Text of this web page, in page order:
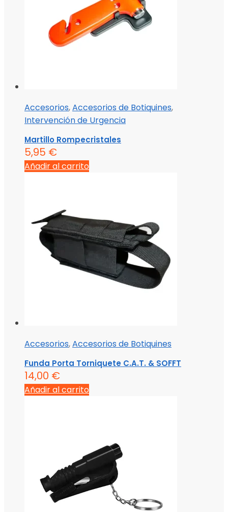
Accesorios,Accesorios de Botiquines,
Intervención de Urgencia
Martillo Rompecristales
5,95 €
Añadir al carrito
Accesorios,Accesorios de Botiquines
Funda Porta Torniquete C.A.T. & SOFFT
14,00 €
Añadir al carrito